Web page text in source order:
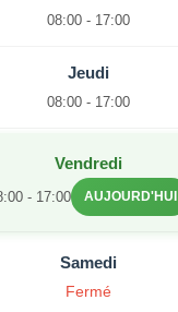
08:00 - 17:00
Jeudi
08:00 - 17:00
Vendredi
- 17:00 AUJOURD'HUI
Samedi
Fermé